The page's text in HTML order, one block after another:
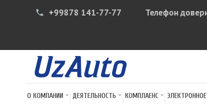
phone +99878 141-77-77 Телефон
О КОМПАНИИ ДЕЯТЕЛЬНОСТЬ КОМПЛАЕНС